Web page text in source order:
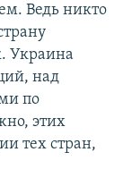
Ведь никто
Украина
над
по
этих
тех стран,